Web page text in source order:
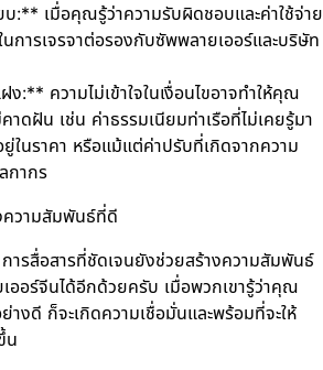
บ:** เมื่อคุณรู้ว่าความรับผิดชอบและค่าใช้จ่าย
การเจรจาต่อรองกับซัพพลายเออร์และบริษัท
:** ความไม่เข้าใจในเงื่อนไขอาจทำให้คุณ
าดฝัน เช่น ค่าธรรมเนียมท่าเรือที่ไม่เคยรู้มา
ในราคา หรือแม้แต่ค่าปรับที่เกิดจากความ
กากร
ความสัมพันธ์ที่ดี
ารสื่อสารที่ชัดเจนยังช่วยสร้างความสัมพันธ์
อร์จีนได้อีกด้วยครับ เมื่อพวกเขารู้ว่าคุณ
ย่างดี ก็จะเกิดความเชื่อมั่นและพร้อมที่จะให้
น